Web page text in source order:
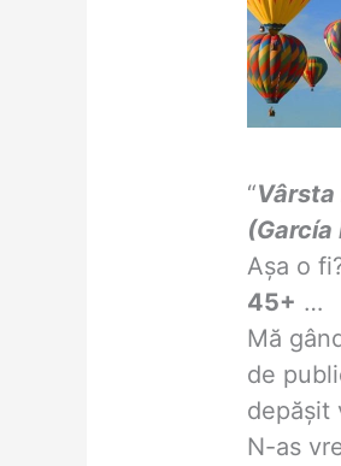
“Vârsta
(García
Așa o
45+ …
Mă
de
depășit
N-as